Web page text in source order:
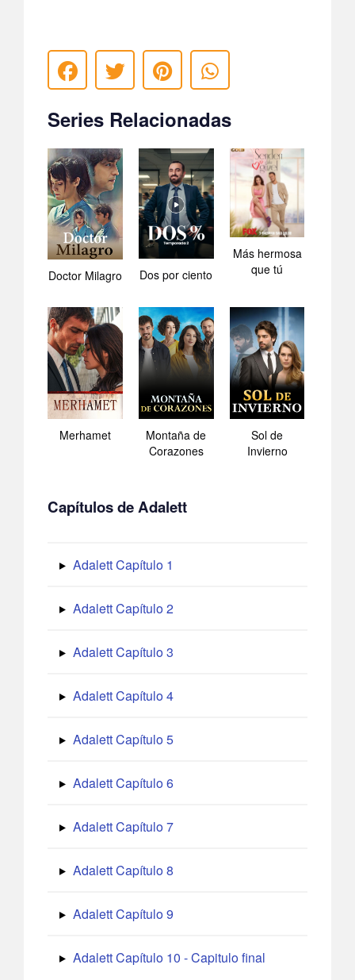
Series Relacionadas
Doctor Milagro Dos por ciento
Más hermosa
que tú
Merhamet
Montaña de
Corazones
Sol de
Invierno
Capítulos de Adalett
Adalett Capítulo 1
Adalett Capítulo 2
Adalett Capítulo 3
Adalett Capítulo 4
Adalett Capítulo 5
Adalett Capítulo 6
Adalett Capítulo 7
Adalett Capítulo 8
Adalett Capítulo 9
Adalett Capítulo 10 - Capitulo final